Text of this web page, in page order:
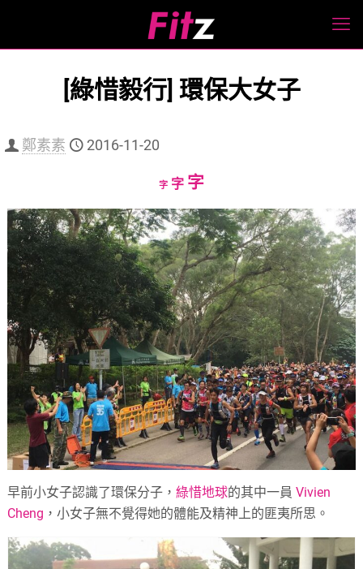
[綠惜毅行] 環保大女子
鄭素素 2016-11-20
字Decrease
size.
字Reset
size.
字Increase
size.
早前小女子認識了環保分子，綠惜地球的其中一員Vivien
Cheng ，小女子無不覺得她的體能及精神上的匪夷所思。